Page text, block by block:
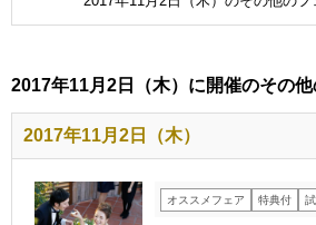
2017年11月2日（木）に開催のその
2017年11月2日（木）
オススメフェア 特典付